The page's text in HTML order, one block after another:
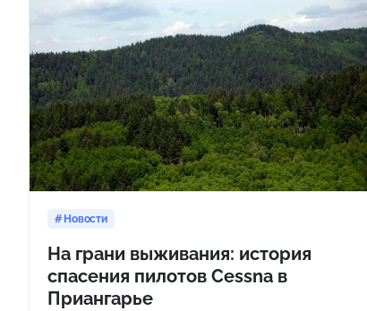
Новости
На грани выживания: история
спасения пилотов Cessna в
Приангарье